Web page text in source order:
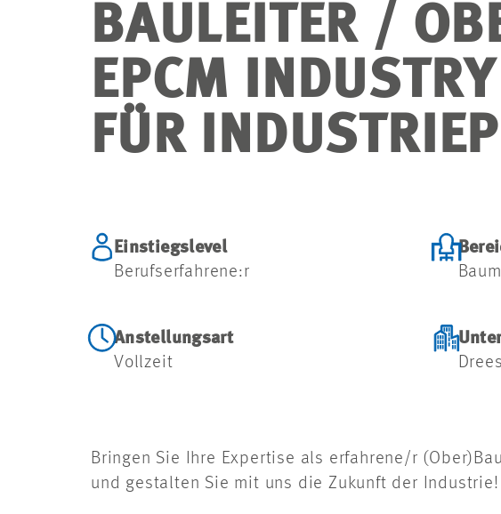
BAULEITER /
EPCM
FÜR
Einstiegslevel
Berufserfahrene:r
Anstellungsart
Vollzeit
Bringen Sie Ihre Expertise als erfahrene/r
und gestalten Sie mit uns die Zukunft der Industrie!